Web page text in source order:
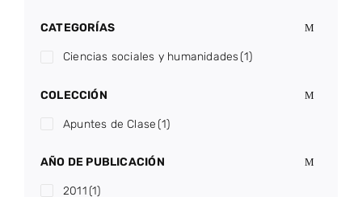
CATEGORÍAS
Ciencias sociales y humanidades(1)
COLECCIÓN
Apuntes de Clase(1)
AÑO DE PUBLICACIÓN
2011(1)